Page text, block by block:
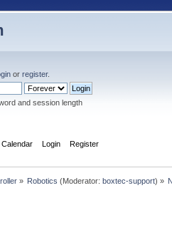
or register.
and session length
Calendar Login Register
» Robotics (Moderator: boxtec-support) »